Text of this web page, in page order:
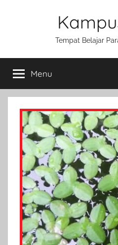
Tempat Belajar
Menu